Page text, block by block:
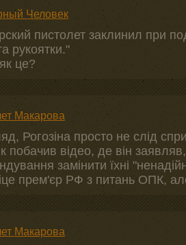
Человек
пистолет заклинил при
рукоятки."
це?
Макарова
Рогозіна просто не слід
побачив відео, де він
замінити їхні
прем'єр РФ з питань ОПК,
Макарова